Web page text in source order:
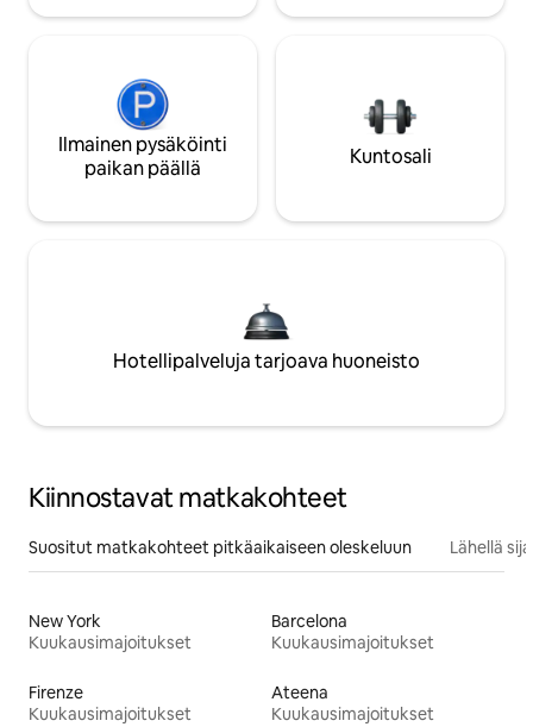
Ilmainen pysäköinti
paikan päällä
Kuntosali
Hotellipalveluja tarjoava huoneisto
Kiinnostavat matkakohteet
Suositut matkakohteet pitkäaikaiseen oleskeluun Lähellä
New York
Kuukausimajoitukset
Barcelona
Kuukausimajoitukset
Firenze
Kuukausimajoitukset
Ateena
Kuukausimajoitukset